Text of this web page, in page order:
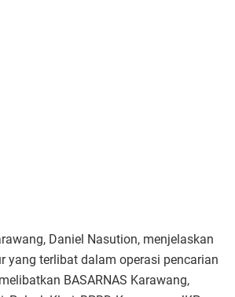
Daniel Nasution, menjelaskan
yang terlibat dalam operasi pencarian
BASARNAS Karawang,